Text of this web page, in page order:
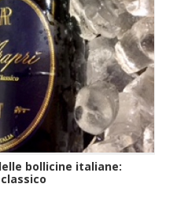
bollicine italiane: